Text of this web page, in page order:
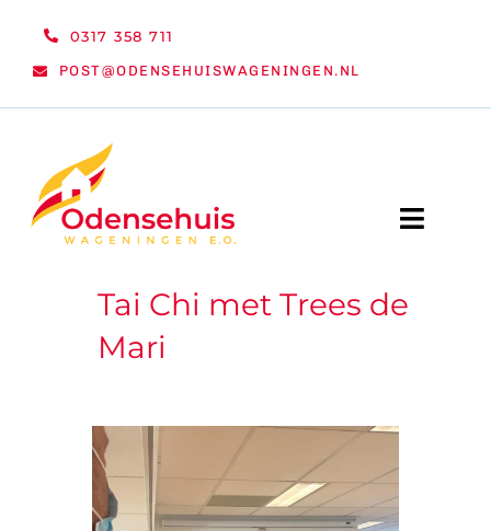
0317 358 711
POST@ODENSEHUISWAGENINGEN.NL
Toggle
WELKOM
ORGANISATIE
Tai Chi met Trees de
Mari